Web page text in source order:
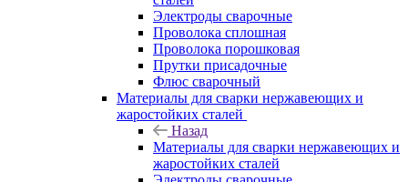
Электроды сварочные
Проволока сплошная
Проволока порошковая
Прутки присадочные
Флюс сварочный
Материалы для сварки нержавеющих и
жаростойких сталей
Назад
Материалы для сварки нержавеющих и
жаростойких сталей